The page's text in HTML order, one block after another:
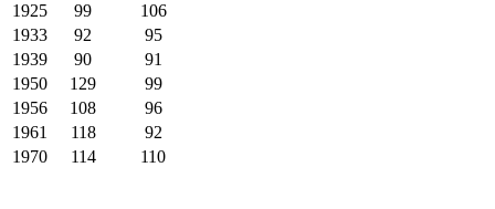
1925
99
106
1933
92
95
1939
90
91
1950
129
99
1956
108
96
1961
118
92
1970
114 110